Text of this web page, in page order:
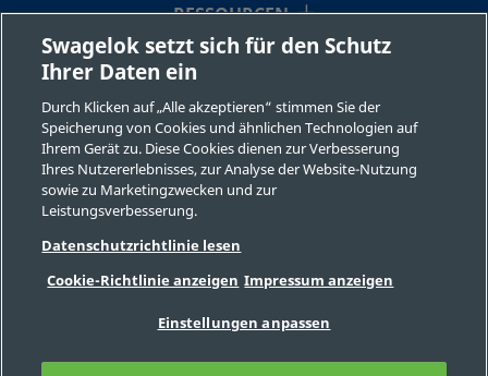
RESSOURCEN
ÜBER UNS
©2026 Swagelok Company. Alle Rechte vorbehalten.
Datenschutzbestimmungen
Rechtliche Bestimmungen
Kontaktieren Sie uns
FAQ
Seitenverzeichnis
Swagelok setzt sich für den Schutz
Ihrer Daten ein
Durch Klicken auf „Alle akzeptieren“ stimmen Sie der
Speicherung von Cookies und ähnlichen Technologien auf
Ihrem Gerät zu. Diese Cookies dienen zur Verbesserung
Ihres Nutzererlebnisses, zur Analyse der Website-Nutzung
sowie zu Marketingzwecken und zur
Leistungsverbesserung.
Datenschutzrichtlinie lesen
Cookie-Richtlinie anzeigen Impressum anzeigen
Einstellungen anpassen